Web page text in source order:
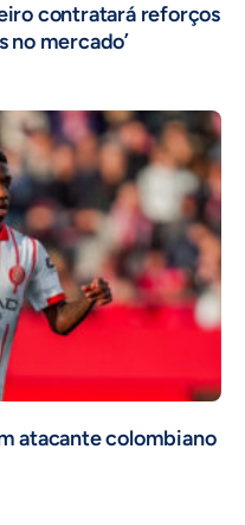
contratará reforços
no mercado’
atacante colombiano